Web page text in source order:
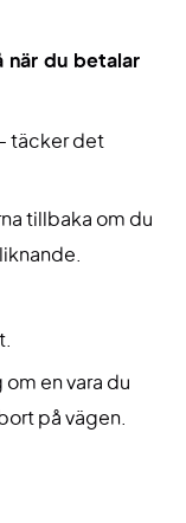
när du betalar
täcker det
tillbaka om du
en vara du
på vägen.